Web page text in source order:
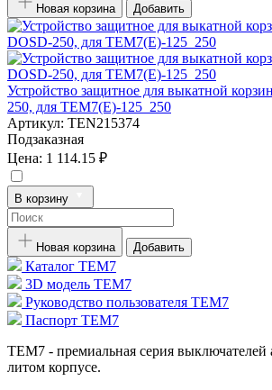
Новая корзина Добавить
Устройство защитное для выкатной
250, для TEM7(E)-125_250
Артикул: TEN215374
Подзаказная
Цена: 1 114.15 ₽
В корзину
Новая корзина Добавить
Каталог TEM7
3D модель TEM7
Руководство пользователя TEM7
Паспорт TEM7
TEM7 - премиальная серия выключателей
литом корпусе.